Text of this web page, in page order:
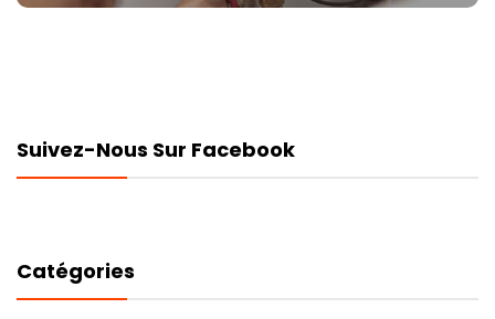
Suivez-Nous Sur Facebook
Catégories